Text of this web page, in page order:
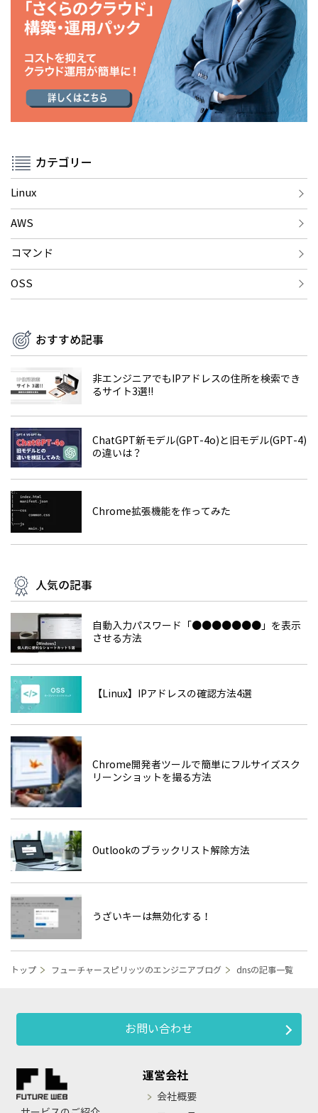
カテゴリー
Linux
AWS
コマンド
OSS
おすすめ記事
非エンジニアでもIPアドレスの住所を検索でき
るサイト3選!!
ChatGPT新モデル(GPT-4o)と旧モデル(GPT-4)
の違いは？
Chrome拡張機能を作ってみた
人気の記事
自動入力パスワード「●●●●●●●」を表示
させる方法
【Linux】IPアドレスの確認方法4選
Chrome開発者ツールで簡単にフルサイズスク
リーンショットを撮る方法
Outlookのブラックリスト解除方法
うざいキーは無効化する！
トップ フューチャースピリッツのエンジニアブログ dnsの記事一覧
お問い合わせ
運営会社
会社概要